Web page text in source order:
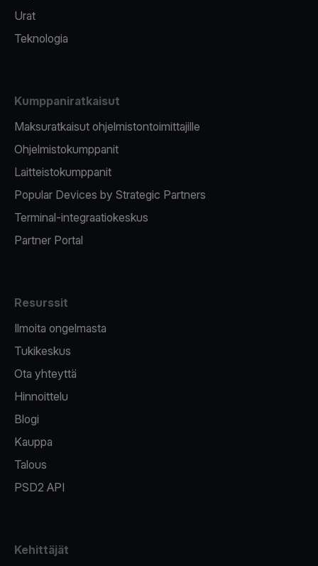
Urat
Teknologia
Kumppaniratkaisut
Maksuratkaisut ohjelmistontoimittajille
Ohjelmistokumppanit
Laitteistokumppanit
Popular Devices by Strategic Partners
Terminal-integraatiokeskus
Partner Portal
Resurssit
Ilmoita ongelmasta
Tukikeskus
Ota yhteyttä
Hinnoittelu
Blogi
Kauppa
Talous
PSD2 API
Kehittäjät